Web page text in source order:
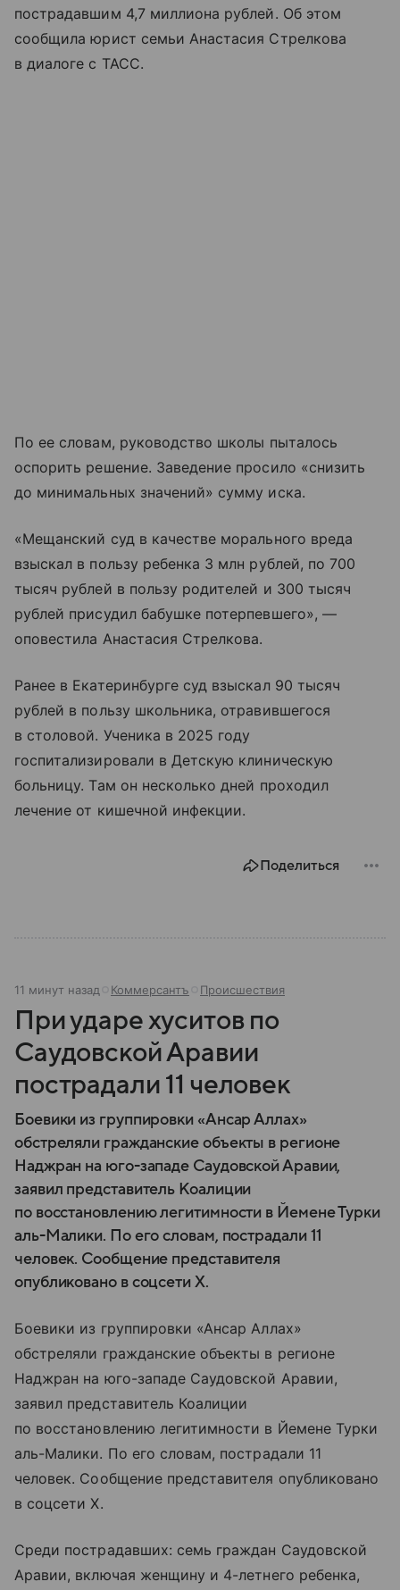
пострадавшим 4,7 миллиона рублей. Об этом
сообщила юрист семьи Анастасия Стрелкова
в диалоге с ТАСС.
По ее словам, руководство школы пыталось
оспорить решение. Заведение просило «снизить
до минимальных значений» сумму иска.
«Мещанский суд в качестве морального вреда
взыскал в пользу ребенка 3 млн рублей, по 700
тысяч рублей в пользу родителей и 300 тысяч
рублей присудил бабушке потерпевшего», —
оповестила Анастасия Стрелкова.
Ранее в Екатеринбурге суд взыскал 90 тысяч
рублей в пользу школьника, отравившегося
в столовой. Ученика в 2025 году
госпитализировали в Детскую клиническую
больницу. Там он несколько дней проходил
лечение от кишечной инфекции.
Поделиться
11 минут назад Коммерсантъ Происшествия
При ударе хуситов по
Саудовской Аравии
пострадали 11 человек
Боевики из группировки «Ансар Аллах»
обстреляли гражданские объекты в регионе
Наджран на юго-западе Саудовской Аравии,
заявил представитель Коалиции
по восстановлению легитимности в Йемене Турки
аль-Малики. По его словам, пострадали 11
человек. Сообщение представителя
опубликовано в соцсети X.
Боевики из группировки «Ансар Аллах»
обстреляли гражданские объекты в регионе
Наджран на юго-западе Саудовской Аравии,
заявил представитель Коалиции
по восстановлению легитимности в Йемене Турки
аль-Малики. По его словам, пострадали 11
человек. Сообщение представителя опубликовано
в соцсети X.
Среди пострадавших: семь граждан Саудовской
Аравии, включая женщину и 4-летнего ребенка,